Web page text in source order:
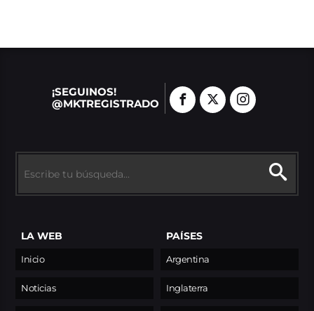
¡SEGUINOS!
@MKTREGISTRADO
LA WEB
Inicio
Noticias
PAÍSES
Argentina
Inglaterra